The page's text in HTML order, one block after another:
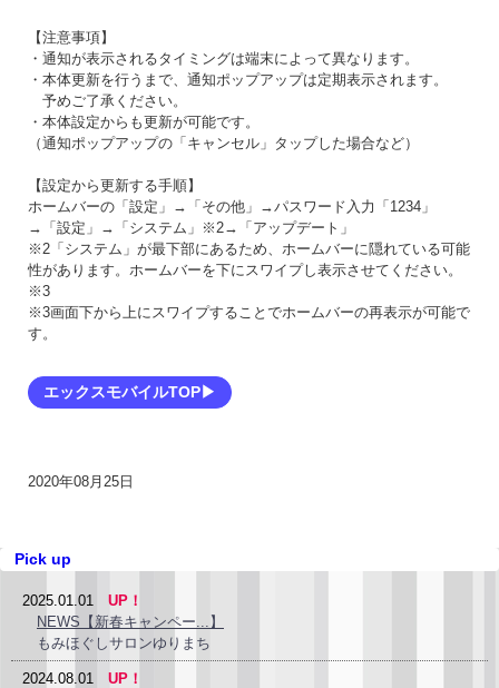
【注意事項】
・通知が表示されるタイミングは端末によって異なります。
・本体更新を行うまで、通知ポップアップは定期表示されます。
予めご了承ください。
・本体設定からも更新が可能です。
（通知ポップアップの「キャンセル」タップした場合など）
【設定から更新する手順】
ホームバーの「設定」→「その他」→パスワード入力「1234」
→「設定」→「システム」※2→「アップデート」
※2「システム」が最下部にあるため、ホームバーに隠れている可能
性があります。ホームバーを下にスワイプし表示させてください。
※3
※3画面下から上にスワイプすることでホームバーの再表示が可能で
す。
エックスモバイルTOP▶
2020年08月25日
Pick up
2025.01.01 UP！
NEWS【新春キャンペー...】
もみほぐしサロンゆりまち
2024.08.01 UP！